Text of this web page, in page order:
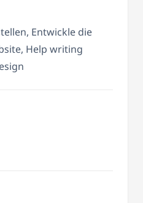
Entwickle die
Help writing